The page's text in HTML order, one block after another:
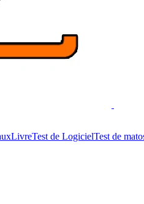
LivreTest de LogicielTest de